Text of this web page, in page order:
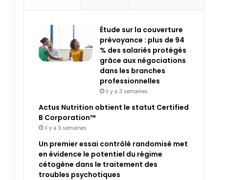
Étude sur la couverture
prévoyance : plus de 94
% des salariés protégés
grâce aux négociations
dans les branches
professionnelles
il y a 3 semaines
Actus Nutrition obtient le statut Certified
B Corporation™
il y a 3 semaines
Un premier essai contrôlé randomisé met
en évidence le potentiel du régime
cétogène dans le traitement des
troubles psychotiques